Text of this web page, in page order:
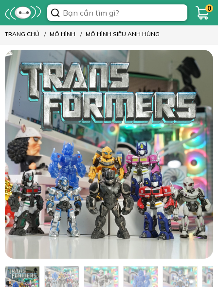
0
TRANG CHỦ MÔ HÌNH MÔ HÌNH SIÊU ANH HÙNG